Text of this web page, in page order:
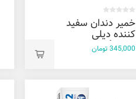
خمیر دندان سفید
کننده دیلی
بلیچینگ میسویک
345,000 تومان